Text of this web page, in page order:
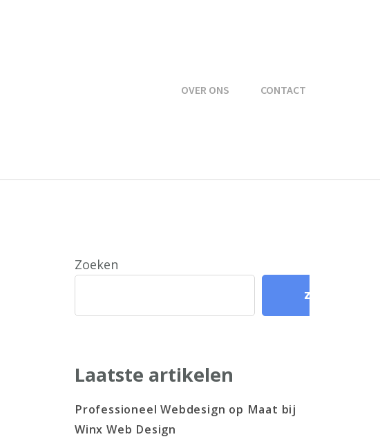
OVER ONS CONTACT
Zoeken
Zoeken
Laatste artikelen
Professioneel Webdesign op Maat bij
Winx Web Design